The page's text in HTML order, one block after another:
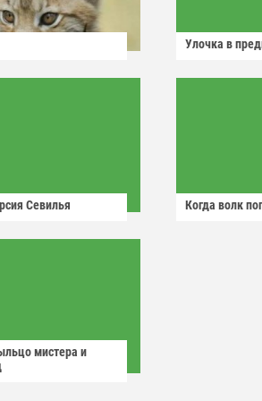
Улочка в
Севилья Когда волк
мистера и